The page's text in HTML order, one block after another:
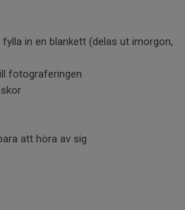
in en blankett (delas ut imorgon,
fotograferingen
att höra av sig